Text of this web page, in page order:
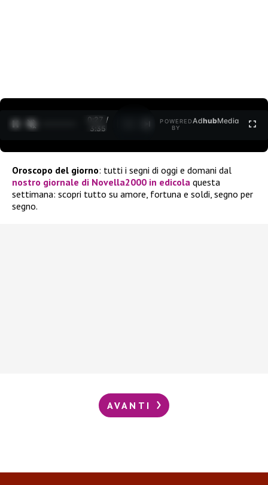
0:27 /
3:35
POWERED
BY
AdhubMedia
Oroscopo del giorno: tutti i segni di oggi e domani dal
nostro giornale di Novella2000 in edicola questa
settimana: scopri tutto su amore, fortuna e soldi, segno per
segno.
AVANTI